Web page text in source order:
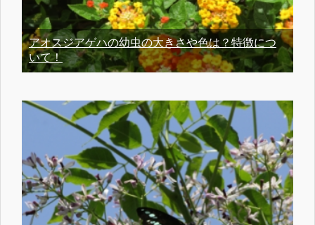
アオスジアゲハの幼虫の大きさや色は？特徴につ
いて！